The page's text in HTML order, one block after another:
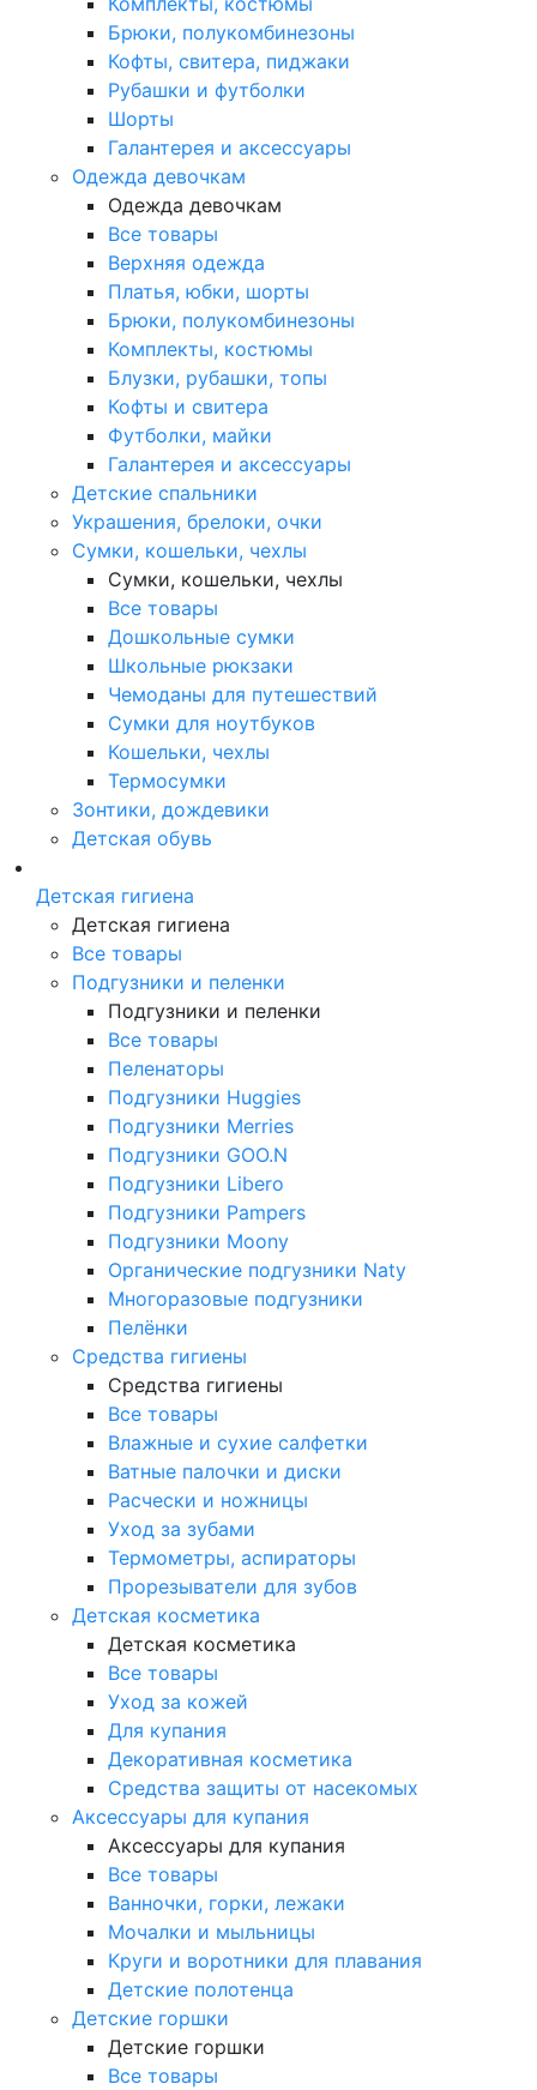
Брюки, полукомбинезоны
Кофты, свитера, пиджаки
Рубашки и футболки
Шорты
Галантерея и аксессуары
Одежда девочкам
Одежда девочкам
Все товары
Верхняя одежда
Платья, юбки, шорты
Брюки, полукомбинезоны
Комплекты, костюмы
Блузки, рубашки, топы
Кофты и свитера
Футболки, майки
Галантерея и аксессуары
Детские спальники
Украшения, брелоки, очки
Сумки, кошельки, чехлы
Сумки, кошельки, чехлы
Все товары
Дошкольные сумки
Школьные рюкзаки
Чемоданы для путешествий
Сумки для ноутбуков
Кошельки, чехлы
Термосумки
Зонтики, дождевики
Детская обувь
Детская гигиена
Детская гигиена
Все товары
Подгузники и пеленки
Подгузники и пеленки
Все товары
Пеленаторы
Подгузники Huggies
Подгузники Merries
Подгузники GOO.N
Подгузники Libero
Подгузники Pampers
Подгузники Moony
Органические подгузники Naty
Многоразовые подгузники
Пелёнки
Средства гигиены
Средства гигиены
Все товары
Влажные и сухие салфетки
Ватные палочки и диски
Расчески и ножницы
Уход за зубами
Термометры, аспираторы
Прорезыватели для зубов
Детская косметика
Детская косметика
Все товары
Уход за кожей
Для купания
Декоративная косметика
Средства защиты от насекомых
Аксессуары для купания
Аксессуары для купания
Все товары
Ванночки, горки, лежаки
Мочалки и мыльницы
Круги и воротники для плавания
Детские полотенца
Детские горшки
Детские горшки
Все товары